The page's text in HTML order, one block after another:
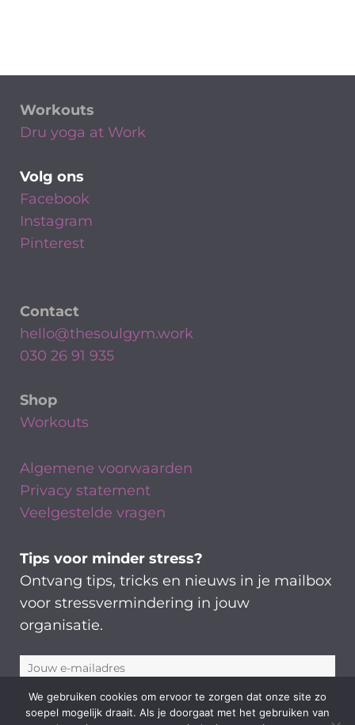
Workouts
Dru yoga at Work
Volg ons
Facebook
Instagram
Pinterest
Contact
hello@thesoulgym.work
030 26 91 935
Shop
Workouts
Algemene voorwaarden
Privacy statement
Veelgestelde vragen
Tips voor minder stress?
Ontvang tips, tricks en nieuws in je mailbox
voor stressvermindering in jouw
organisatie.
We gebruiken cookies om ervoor te zorgen dat onze site zo
soepel mogelijk draait. Als je doorgaat met het gebruiken van